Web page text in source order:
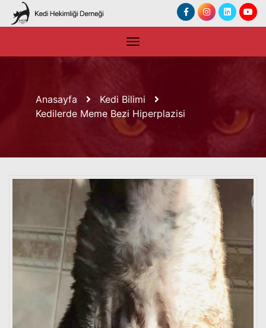
Anasayfa
Kedi Bilimi
Kedilerde Meme Bezi Hiperplazisi